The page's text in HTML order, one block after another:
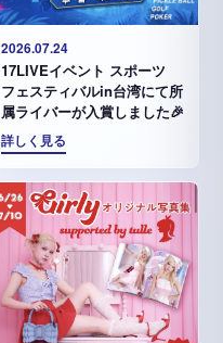
2026.07.24
17LIVEイベント スポーツ
フェスティバルin台湾にて所
属ライバーが入賞しました🎉
詳しく見る